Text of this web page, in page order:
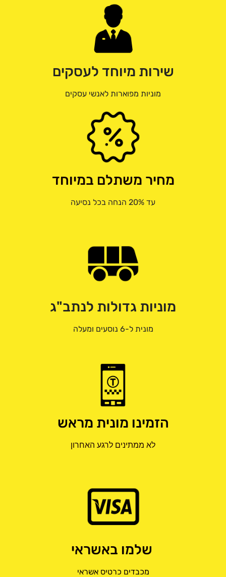
שירות מיוחד לעסקים
מוניות מפוארות לאנשי עסקים
מחיר משתלם במיוחד
עד 20% הנחה בכל נסיעה
מוניות גדולות לנתב"ג
מונית ל-6 נוסעים ומעלה
הזמינו מונית מראש
לא ממתינים לרגע האחרון
מכבדים כרטיס אשראי